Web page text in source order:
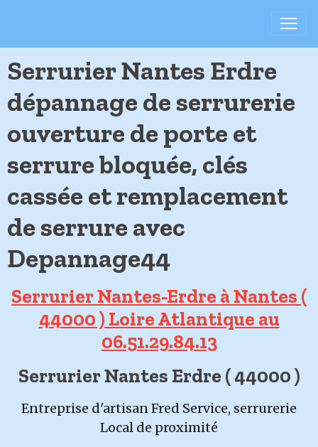
Serrurier Nantes Erdre
dépannage de serrurerie
ouverture de porte et
serrure bloquée, clés
cassée et remplacement
de serrure avec
Depannage44
Serrurier Nantes-Erdre à Nantes (
44000 ) Loire Atlantique au
06.51.29.84.13
Serrurier Nantes Erdre ( 44000 )
Entreprise d'artisan Fred Service, serrurerie
Local de proximité